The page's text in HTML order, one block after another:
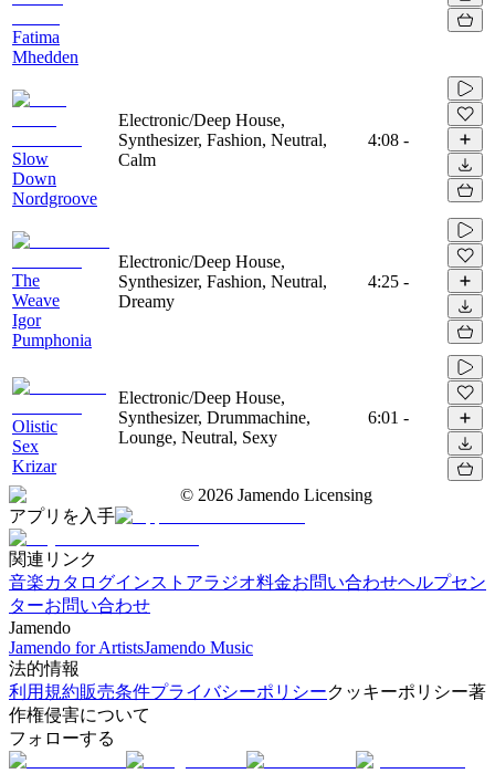
Fatima
Mhedden
Slow
Down
Nordgroove
Electronic/Deep House,
Synthesizer, Fashion, Neutral,
Calm
4:08 -
The
Weave
Igor
Pumphonia
Electronic/Deep House,
Synthesizer, Fashion, Neutral,
Dreamy
4:25 -
Olistic
Sex
Krizar
Electronic/Deep House,
Synthesizer, Drummachine,
Lounge, Neutral, Sexy
6:01 -
© 2026 Jamendo Licensing
アプリを入手
関連リンク
音楽カタログインストアラジオ料金お問い合わせヘルプセン
ターお問い合わせ
Jamendo
Jamendo for ArtistsJamendo Music
法的情報
利用規約販売条件プライバシーポリシークッキーポリシー著
作権侵害について
フォローする